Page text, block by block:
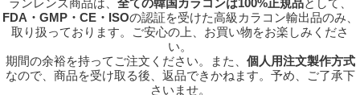
ランレンズ商品は、 全ての韓国カラコンは100%正規品として、
FDA・GMP・CE・ISOの認証を受けた高級カラコン輸出品のみ、
取り扱っております。ご安心の上、お買い物をお楽しみくださ
い。
期間の余裕を持ってご注文ください。また、 個人用注文製作方式
なので、商品を受け取る後、返品できかねます。予め、ご了承下
さいませ。